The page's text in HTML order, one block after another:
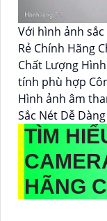
Với hình ảnh
Rẻ Chính Hãng
Chất Lượng
tính phù hợp
Hình ảnh âm
Sắc Nét Dễ
TÌM
HÃNG